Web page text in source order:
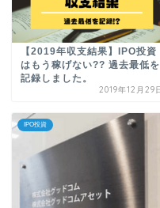
【2019年収支結果】IPO投資
はもう稼げない?? 過去最低を
記録しました。
2019年12月29
IPO投資